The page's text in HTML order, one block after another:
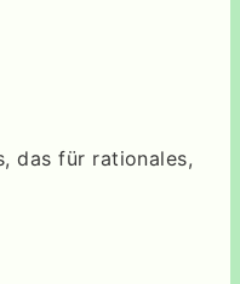
das für rationales,